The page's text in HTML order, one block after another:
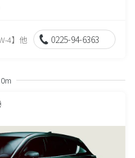
4】他 0225-94-6363
0m